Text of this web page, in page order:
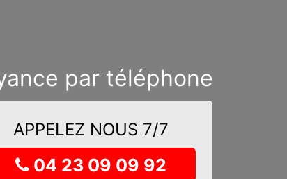
par téléphone
APPELEZ NOUS 7/7
04 23 09 09 92